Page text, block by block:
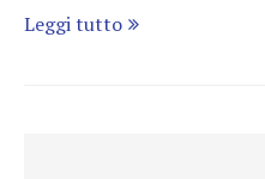
Leggi tutto